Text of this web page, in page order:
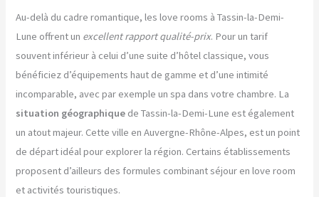
Au-delà du cadre romantique, les love rooms à Tassin-la-Demi-
Lune offrent un excellent rapport qualité-prix. Pour un tarif
souvent inférieur à celui d’une suite d’hôtel classique, vous
bénéficiez d’équipements haut de gamme et d’une intimité
incomparable, avec par exemple un spa dans votre chambre. La
situation géographique de Tassin-la-Demi-Lune est également
un atout majeur. Cette ville en Auvergne-Rhône-Alpes, est un point
de départ idéal pour explorer la région. Certains établissements
proposent d’ailleurs des formules combinant séjour en love room
et activités touristiques.